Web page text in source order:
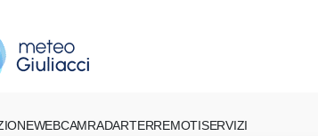
WEBCAMRADARTERREMOTISERVIZI